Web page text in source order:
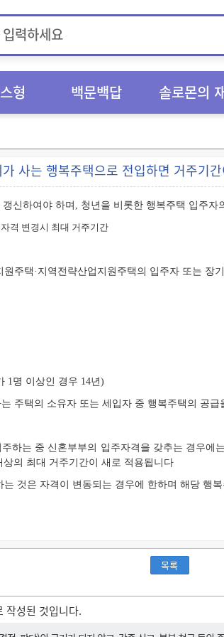
형 백문백답 솔로몬의
사는 행복주택으로 전입하면 거주기
신하여야 하며, 청년을 비롯한 행복주택 입주자
격 변경시 최대 거주기간
주택·지역전략산업지원주택의 입주자 또는 장
1명 이상인 경우 14년)
주택의 소유자 또는 세입자 중 행복주택의 공급
하는 중 신혼부부의 입주자격을 갖추는 경우에
의 최대 거주기간이 새로 적용됩니다
것은 자격이 변동되는 경우에 한하며 해당 행
목록
작성된 것입니다.